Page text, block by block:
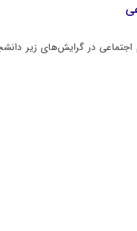
اجتماعی در گرایش‌های زیر